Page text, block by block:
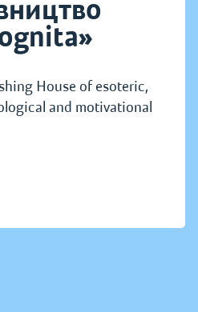
House of esoteric,
and motivational